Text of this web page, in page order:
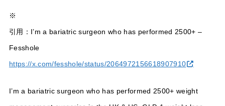
※
引用：I’m a bariatric surgeon who has performed 2500+ –
Fesshole
https://x.com/fesshole/status/2064972156618907910
I’m a bariatric surgeon who has performed 2500+ weight